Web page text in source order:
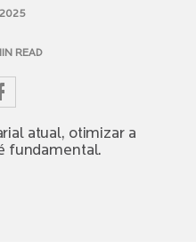
READ
atual, otimizar a
fundamental.